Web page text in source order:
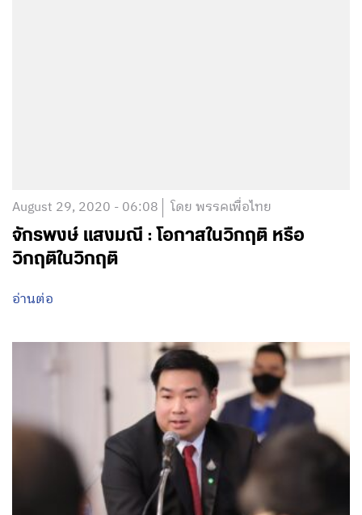
August 29, 2020 - 06:08 โดย พรรคเพื่อไทย
จักรพงษ์ แสงมณี : โอกาสในวิกฤติ หรือ
วิกฤติในวิกฤติ
อ่านต่อ